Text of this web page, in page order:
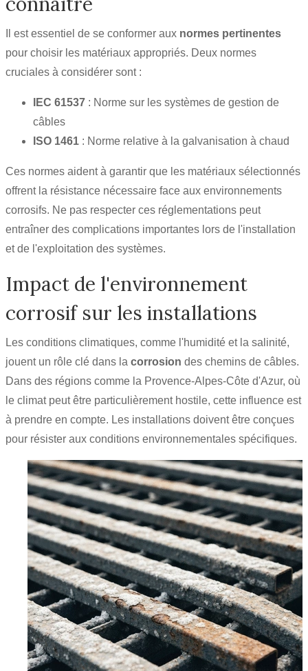
Il est essentiel de se conformer aux normes pertinentes
pour choisir les matériaux appropriés. Deux normes
cruciales à considérer sont :
IEC 61537 : Norme sur les systèmes de gestion de
câbles
ISO 1461 : Norme relative à la galvanisation à chaud
Ces normes aident à garantir que les matériaux sélectionnés
offrent la résistance nécessaire face aux environnements
corrosifs. Ne pas respecter ces réglementations peut
entraîner des complications importantes lors de l'installation
et de l'exploitation des systèmes.
Impact de l'environnement
corrosif sur les installations
Les conditions climatiques, comme l'humidité et la salinité,
jouent un rôle clé dans la corrosion des chemins de câbles.
Dans des régions comme la Provence-Alpes-Côte d'Azur, où
le climat peut être particulièrement hostile, cette influence est
à prendre en compte. Les installations doivent être conçues
pour résister aux conditions environnementales spécifiques.